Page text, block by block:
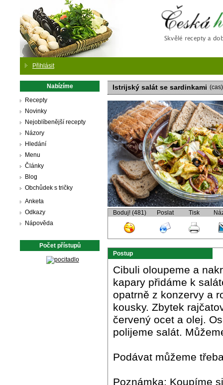
Přihlásit
Nabízíme
Recepty
Novinky
Nejoblíbenější recepty
Názory
Hledání
Menu
Články
Blog
Obchůdek s tričky
Anketa
Odkazy
Nápověda
Počet přístupů
Istrijský salát se sardinkami (cas)
Boduj! (481) Poslat Tisk
Postup
Cibuli oloupeme a
kapary přidáme k
opatrně z konzervy a
kousky. Zbytek
červený ocet a olej.
polijeme salát.
Podávat můžeme
Poznámka: Koupíme